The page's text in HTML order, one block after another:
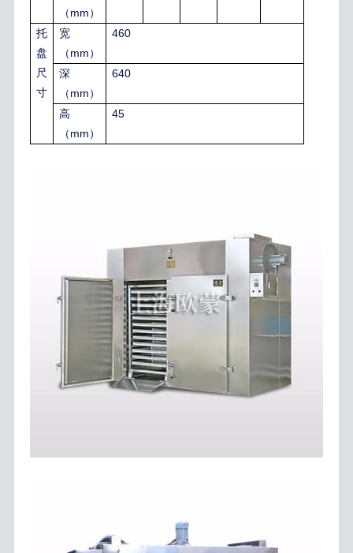
（ mm ）
托
盘
尺
寸
宽
（ mm ）
460
深
（ mm ）
640
高
（ mm ）
45